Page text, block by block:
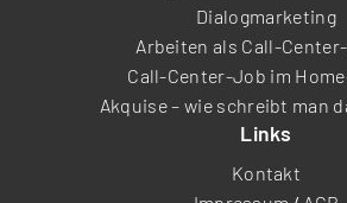
Dialogmarketing
Arbeiten als Call-
Call-Center-Job im
Akquise – wie schreibt man
Links
Kontakt